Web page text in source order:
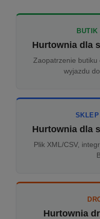
BUTIK
Hurtownia dla
Zaopatrzenie
wyjazdu
SKLEP
Hurtownia dla
Plik XML/CSV,
Hurtownia